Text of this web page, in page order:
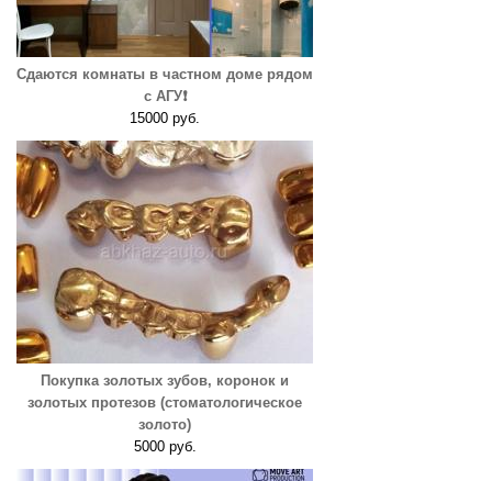
Сдаются комнаты в частном доме рядом
с АГУ❗️
15000 руб.
Покупка золотых зубов, коронок и
золотых протезов (стоматологическое
золото)
5000 руб.